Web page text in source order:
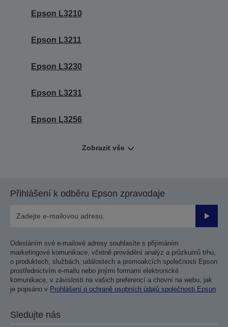
Epson L3210
Epson L3211
Epson L3230
Epson L3231
Epson L3256
Zobrazit vše
Přihlášení k odběru Epson zpravodaje
Odesláním své e-mailové adresy souhlasíte s přijímáním
marketingové komunikace, včetně provádění analýz a průzkumů trhu,
o produktech, službách, událostech a promoakcích společnosti Epson
prostřednictvím e-mailu nebo jinými formami elektronické
komunikace, v závislosti na vašich preferencí a chovní na webu, jak
je popsáno v Prohlášení o ochraně osobních údajů společnosti Epson
Sledujte nás